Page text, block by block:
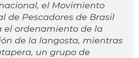
el Movimiento
de Pescadores de Brasil
el ordenamiento de la
de la langosta, mientras
un grupo de